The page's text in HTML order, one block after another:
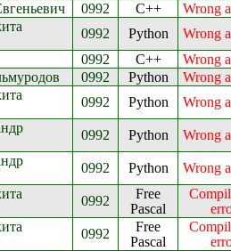
0992 C++
Wrong
0992 Python
Wrong
0992 C++
Wrong
0992 Python
Wrong
0992 Python Wrong
0992 Python Wrong
0992 Python Wrong
0992
Free
Pascal
0992
Free
Pascal